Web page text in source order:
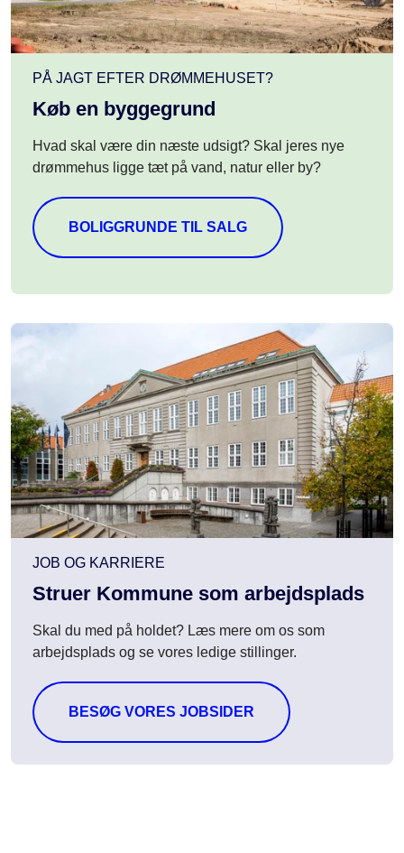
PÅ JAGT EFTER DRØMMEHUSET?
Køb en byggegrund
Hvad skal være din næste udsigt? Skal jeres nye
drømmehus ligge tæt på vand, natur eller by?
BOLIGGRUNDE TIL SALG
JOB OG KARRIERE
Struer Kommune som arbejdsplads
Skal du med på holdet? Læs mere om os som
arbejdsplads og se vores ledige stillinger.
BESØG VORES JOBSIDER